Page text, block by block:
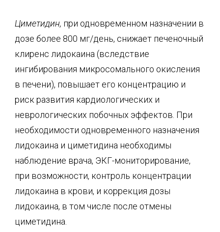
Циметидин, при одновременном назначении в
дозе более 800 мг/день, снижает печеночный
клиренс лидокаина (вследствие
ингибирования микросомального окисления
в печени), повышает его концентрацию и
риск развития кардиологических и
неврологических побочных эффектов. При
необходимости одновременного назначения
лидокаина и циметидина необходимы
наблюдение врача, ЭКГ-мониторирование,
при возможности, контроль концентрации
лидокаина в крови, и коррекция дозы
лидокаина, в том числе после отмены
циметидина.